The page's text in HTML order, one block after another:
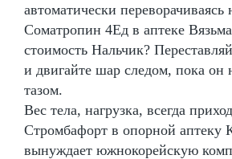
автоматически переворачиваясь
Cоматропин 4Ед в аптеке
стоимость Нальчик?
и двигайте шар следом, пока он
тазом.
Вес тела, нагрузка, всегда
Стромбафорт в опорной аптеку
вынуждает южнокорейскую